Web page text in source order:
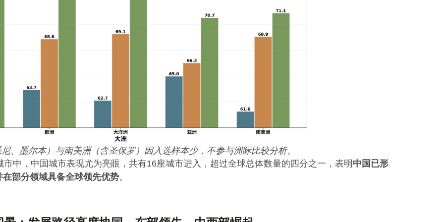
、墨尔本）与南美洲（含圣保罗）因入选样本少，不参与洲际比较分析。
中，中国城市表现尤为亮眼，共有16座城市进入，超过全球总体数量的四分之一，表明 中国已形
部分领域具备全球领先优势。